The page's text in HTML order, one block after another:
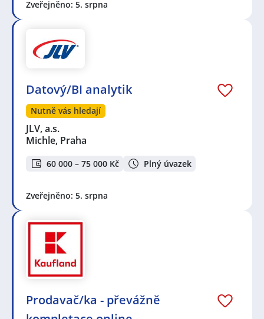
Zveřejněno: 5. srpna
Datový/BI analytik
Nutně vás hledají
JLV, a.s.
Michle, Praha
60 000 – 75 000 Kč Plný úvazek
Zveřejněno: 5. srpna
Prodavač/ka - převážně